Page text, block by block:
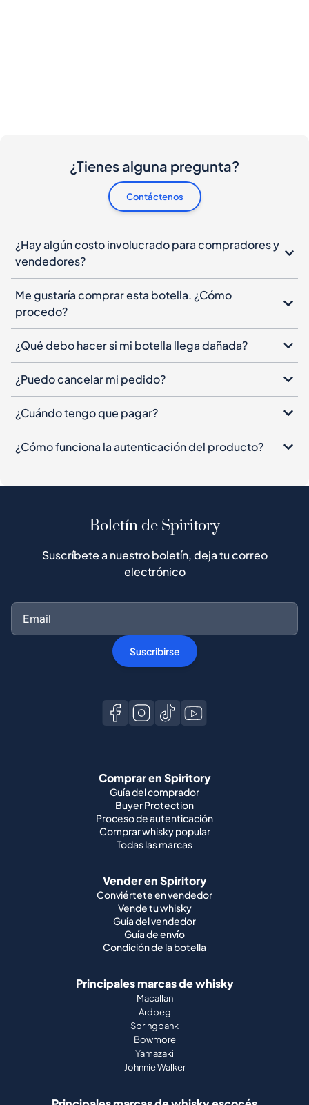
¿Tienes alguna pregunta?
Contáctenos
¿Hay algún costo involucrado para compradores y
vendedores?
Me gustaría comprar esta botella. ¿Cómo
procedo?
¿Qué debo hacer si mi botella llega dañada?
¿Puedo cancelar mi pedido?
¿Cuándo tengo que pagar?
¿Cómo funciona la autenticación del producto?
Boletín de Spiritory
Suscríbete a nuestro boletín, deja tu correo
electrónico
Suscribirse
Comprar en Spiritory
Guía del comprador
Buyer Protection
Proceso de autenticación
Comprar whisky popular
Todas las marcas
Vender en Spiritory
Conviértete en vendedor
Vende tu whisky
Guía del vendedor
Guía de envío
Condición de la botella
Principales marcas de whisky
Macallan
Ardbeg
Springbank
Bowmore
Yamazaki
Johnnie Walker